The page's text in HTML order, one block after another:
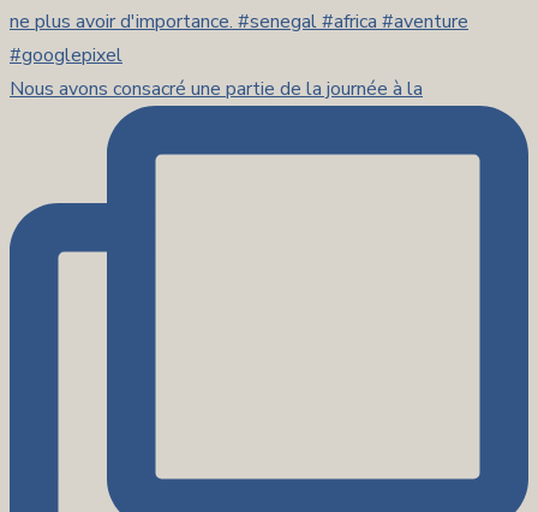
Nous avons consacré une partie de la journée à la